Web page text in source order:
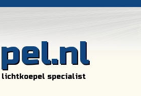
lichtkoepel specialist